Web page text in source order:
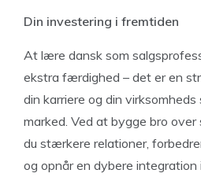
Din investering i fremtiden
At lære dansk som
ekstra færdighed – det er en
din karriere og din
marked. Ved at bygge bro
du stærkere relationer,
og opnår en dybere integration